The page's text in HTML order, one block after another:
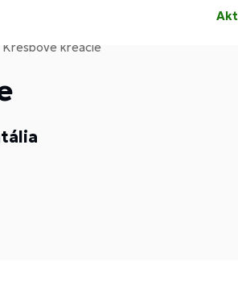
Kresbové kreácie